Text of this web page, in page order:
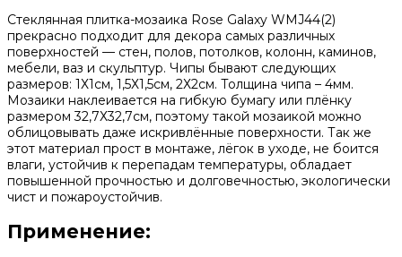
Стеклянная плитка-мозаика Rose Galaxy WMJ44(2)
прекрасно подходит для декора самых различных
поверхностей — стен, полов, потолков, колонн, каминов,
мебели, ваз и скульптур. Чипы бывают следующих
размеров: 1Х1см, 1,5Х1,5см, 2Х2см. Толщина чипа – 4мм.
Мозаики наклеивается на гибкую бумагу или плёнку
размером 32,7Х32,7см, поэтому такой мозаикой можно
облицовывать даже искривлённые поверхности. Так же
этот материал прост в монтаже, лёгок в уходе, не боится
влаги, устойчив к перепадам температуры, обладает
повышенной прочностью и долговечностью, экологически
чист и пожароустойчив.
Применение: